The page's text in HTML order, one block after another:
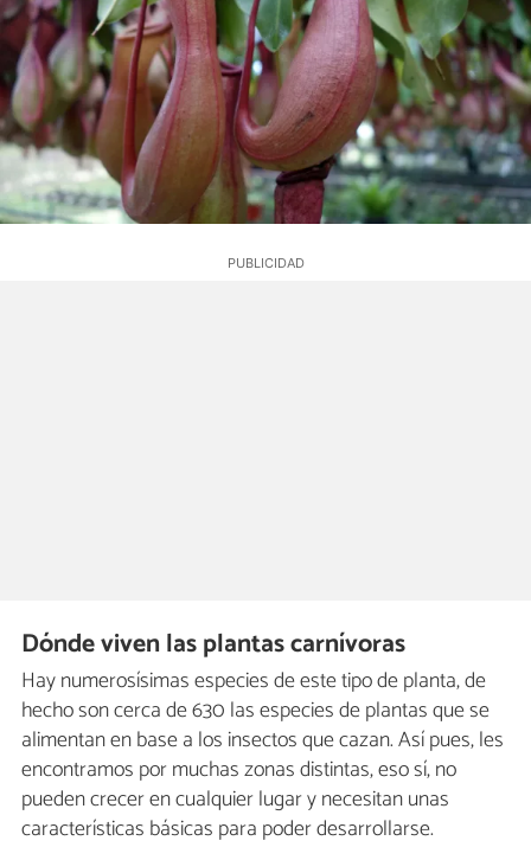
Dónde viven las plantas carnívoras
Hay numerosísimas especies de este tipo de planta, de
hecho son cerca de 630 las especies de plantas que se
alimentan en base a los insectos que cazan. Así pues, les
encontramos por muchas zonas distintas, eso sí, no
pueden crecer en cualquier lugar y necesitan unas
características básicas para poder desarrollarse.